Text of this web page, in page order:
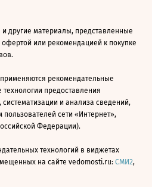
и другие материалы, представленные
или рекомендацией к покупке
рекомендательные
предоставления
и анализа сведений,
сети «Интернет»,
Федерации).
технологий в виджетах
на сайте vedomosti.ru: СМИ2,